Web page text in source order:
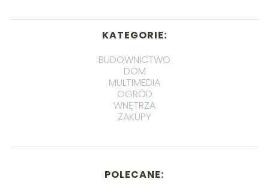
KATEGORIE:
BUDOWNICTWO
DOM
MULTIMEDIA
OGRÓD
WNĘTRZA
ZAKUPY
POLECANE: